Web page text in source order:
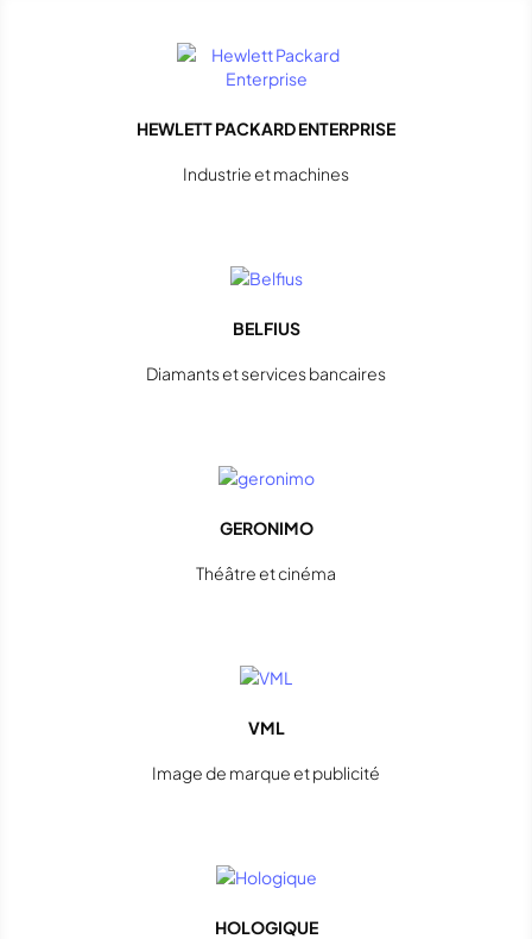
HEWLETT PACKARD ENTERPRISE
Industrie et machines
BELFIUS
Diamants et services bancaires
GERONIMO
Théâtre et cinéma
VML
Image de marque et publicité
HOLOGIQUE